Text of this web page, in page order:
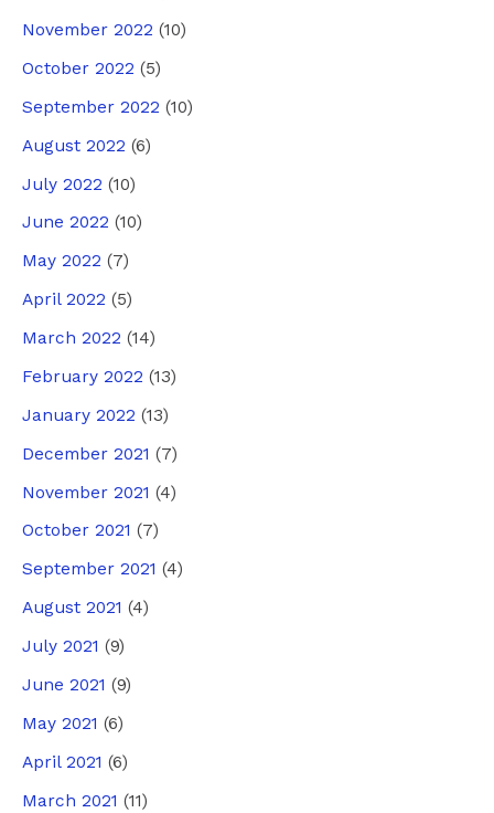
November 2022 (10)
October 2022 (5)
September 2022 (10)
August 2022 (6)
July 2022 (10)
June 2022 (10)
May 2022 (7)
April 2022 (5)
March 2022 (14)
February 2022 (13)
January 2022 (13)
December 2021 (7)
November 2021 (4)
October 2021 (7)
September 2021 (4)
August 2021 (4)
July 2021 (9)
June 2021 (9)
May 2021 (6)
April 2021 (6)
March 2021 (11)